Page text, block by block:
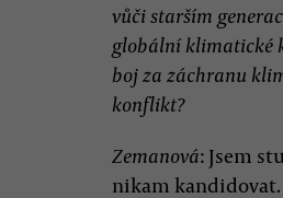
vůči starším
globální klimatické
boj za záchranu
konflikt?
Zemanová: Jsem
nikam kandidovat.